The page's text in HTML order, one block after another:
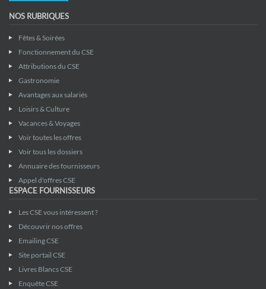
NOS RUBRIQUES
Fêtes & Soirées
Fonctionnement du CSE
Attributions du CSE
Gastronomie
Avantages aux salariés
Loisirs & Culture
Vacances & Voyages
Voir toutes les offres
Voir tous les dossiers
Annuaire des fournisseurs
Appel d'offres CSE
ESPACE FOURNISSEURS
Les CSE vous intéressent ?
Découvrir nos offres
Emailing CSE
Site portail CSE
Livres Blancs CSE
Enquête CSE